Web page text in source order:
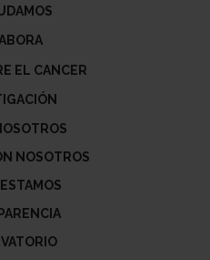
EL CANCER
NOSOTROS